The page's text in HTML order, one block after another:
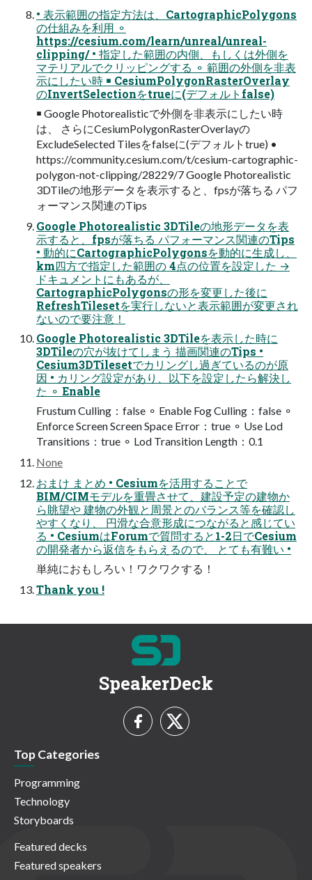
• 表示範囲の指定方法は、CartographicPolygons
の仕組みを利用 ⚬
https://cesium.com/learn/unreal/unreal-
clipping/ • 指定した範囲の内側、もしくは外側を
マテリアルでクリッピングする ⚬ 範囲の外側を非表
示にしたい時 ￭ CesiumPolygonRasterOverlay
のInvertSelectionをtrueに(デフォルトfalse)
￭ Google Photorealisticで外側を非表示にしたい時
は、 さらにCesiumPolygonRasterOverlayの
ExcludeSelected Tilesをfalseに(デフォルトtrue) •
https://community.cesium.com/t/cesium-cartographic-
polygon-not-clipping/28229/7 Google Photorealistic
3DTileの地形データを表示すると、fpsが落ちる パフ
ォーマンス関連のTips
Google Photorealistic 3DTileの地形データを表
示すると、fpsが落ちる パフォーマンス関連のTips
• 動的にCartographicPolygonsを動的に生成し、
km四方で指定した範囲の 4点の位置を設定した →
ドキュメントにもあるが、
CartographicPolygonsの形を変更した後に
RefreshTilesetを実行しないと表示範囲が変更され
ないので要注意！
Google Photorealistic 3DTileを表示した時に
3DTileの穴が抜けてしまう 描画関連のTips •
Cesium3DTilesetでカリングし過ぎているのが原
因 • カリング設定があり、以下を設定したら解決し
た ⚬ Enable
Frustum Culling：false ⚬ Enable Fog Culling：false ⚬
Enforce Screen Screen Space Error：true ⚬ Use Lod
Transitions：true ⚬ Lod Transition Length：0.1
None
おまけ まとめ • Cesiumを活用することで
BIM/CIMモデルを重畳させて、建設予定の建物か
ら眺望や 建物の外観と周景とのバランス等を確認し
やすくなり、 円滑な合意形成につながると感じてい
る • CesiumはForumで質問すると1-2日でCesium
の開発者から返信をもらえるので、 とても有難い •
単純におもしろい！ワクワクする！
Thank you !
SpeakerDeck
Top Categories
Programming
Technology
Storyboards
Featured decks
Featured speakers